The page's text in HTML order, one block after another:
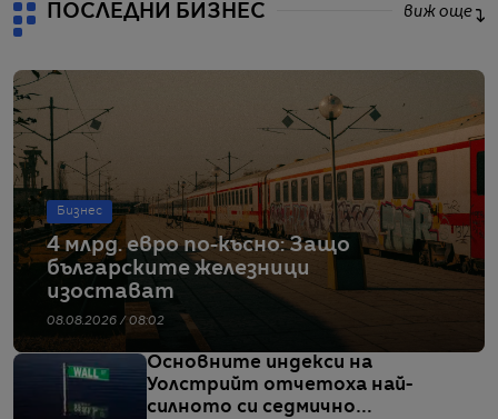
ПОСЛЕДНИ БИЗНЕС виж още
Бизнес
4 млрд. евро по-късно: Защо
българските железници
изостават
08.08.2026 / 08:02
Основните индекси на
Уолстрийт отчетоха най-
силното си седмично